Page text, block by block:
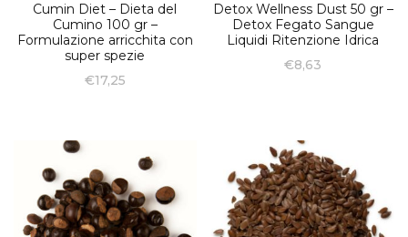
Cumin Diet – Dieta del
Cumino 100 gr –
Formulazione arricchita con
super spezie
€17,25
Detox Wellness Dust 50 gr –
Detox Fegato Sangue
Liquidi Ritenzione Idrica
€8,63